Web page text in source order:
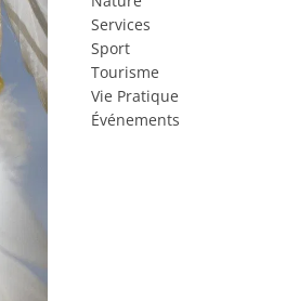
Services
Sport
Tourisme
Vie Pratique
Événements